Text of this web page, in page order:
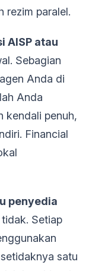
rezim paralel.
AISP atau
Sebagian
Anda di
Anda
kendali penuh,
Financial
penyedia
Setiap
satu